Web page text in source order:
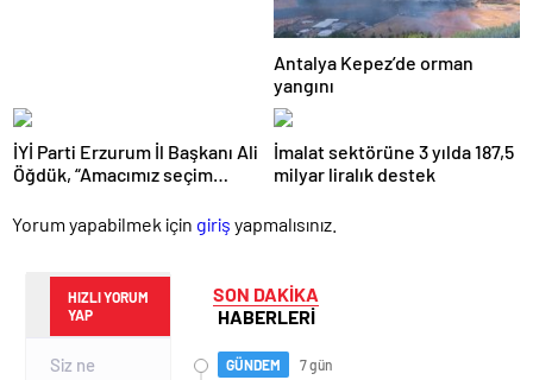
Antalya Kepez’de orman
yangını
İYİ Parti Erzurum İl Başkanı Ali
Öğdük, “Amacımız seçim
İmalat sektörüne 3 yılda 187,5
milyar liralık destek
Yorum yapabilmek için giriş yapmalısınız.
HIZLI YORUM
YAP
SON DAKİKA
HABERLERİ
GÜNDEM
7 gün